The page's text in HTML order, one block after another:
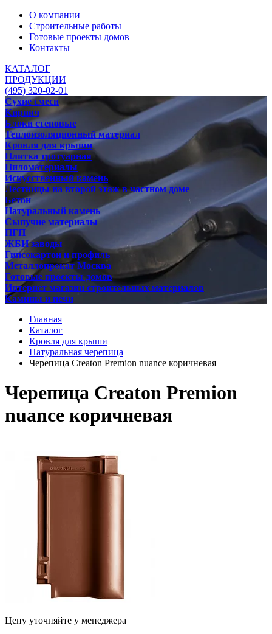
О компании
Строительные работы
Готовые проекты домов
Контакты
КАТАЛОГ
ПРОДУКЦИИ
(495) 320-02-01
Сухие смеси
Кирпич
Блоки стеновые
Теплоизоляционный материал
Кровля для крыши
Плитка тротуарная
Пиломатериалы
Искусственный камень
Лестницы на второй этаж в частном доме
Бетон
Натуральный камень
Сыпучие материалы
ПГП
ЖБИ заводы
Гипсокартон и профиль
Металлопрокат Москва
Готовые проекты домов
Интернет магазин строительных материалов
Камины и печи
Главная
Каталог
Кровля для крыши
Натуральная черепица
Черепица Creaton Premion nuance коричневая
Черепица Creaton Premion
nuance коричневая
Цену уточняйте у менеджера